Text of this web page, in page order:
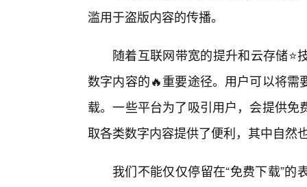
滥用于盗版内容的传播。
随着互联网带宽的提升和云存储
数字内容的🔥重要途径。用户可以将
载。一些平台为了吸引用户，会提供
取各类数字内容提供了便利，其中自然
我们不能仅仅停留在“免费下载”